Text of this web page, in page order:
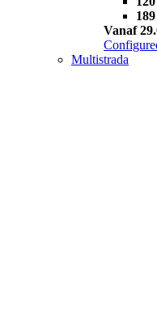
Vanaf
Multistrada